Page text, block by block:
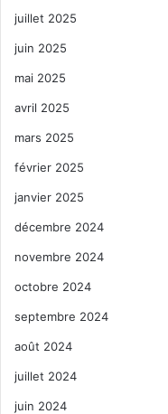
juillet 2025
juin 2025
mai 2025
avril 2025
mars 2025
février 2025
janvier 2025
décembre 2024
novembre 2024
octobre 2024
septembre 2024
août 2024
juillet 2024
juin 2024